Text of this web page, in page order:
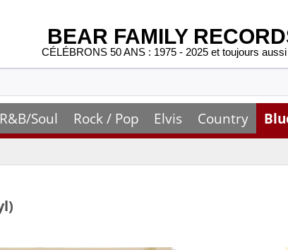
BEAR FAMILY
CÉLÉBRONS 50 ANS : 1975 - 2025 et toujours
R&B/Soul Rock / Pop Elvis Country